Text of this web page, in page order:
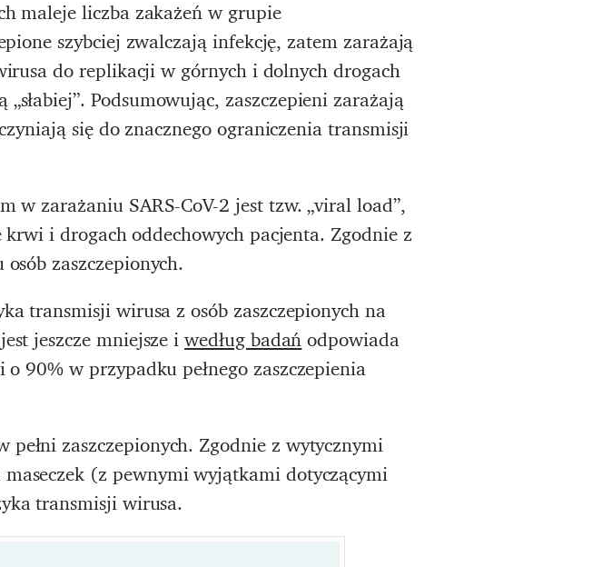
maleje liczba zakażeń w grupie
szybciej zwalczają infekcję, zatem zarażają
do replikacji w górnych i dolnych drogach
Podsumowując, zaszczepieni zarażają
się do znacznego ograniczenia transmisji
w zarażaniu SARS-CoV-2 jest tzw. „viral load”,
i drogach oddechowych pacjenta. Zgodnie z
zaszczepionych.
transmisji wirusa z osób zaszczepionych na
jeszcze mniejsze iwedług badańodpowiada
90% w przypadku pełnego zaszczepienia
pełni zaszczepionych. Zgodnie z wytycznymi
(z pewnymi wyjątkami dotyczącymi
transmisji wirusa.